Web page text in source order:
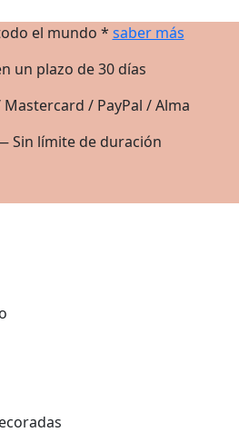
el mundo * saber más
un plazo de 30 días
/ PayPal / Alma
Sin límite de duración